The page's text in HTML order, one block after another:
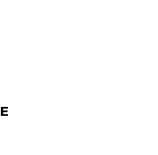
DJ Kolman + Guest